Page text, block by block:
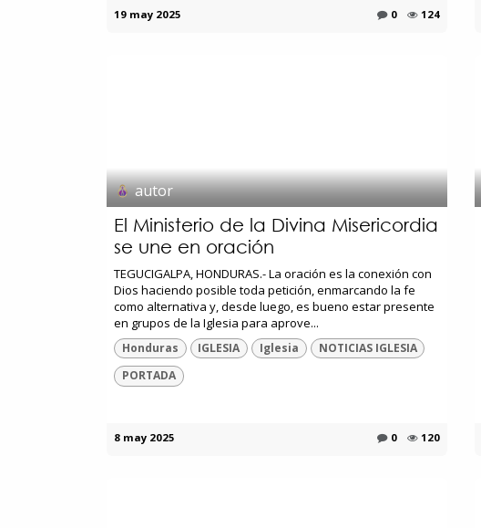
19 may 2025 0 124
autor
El Ministerio de la Divina Misericordia
se une en oración
TEGUCIGALPA, HONDURAS.- La oración es la conexión con
Dios haciendo posible toda petición, enmarcando la fe
como alternativa y, desde luego, es bueno estar presente
en grupos de la Iglesia para aprove...
Honduras IGLESIA Iglesia
NOTICIAS IGLESIA
PORTADA
8 may 2025 0 120